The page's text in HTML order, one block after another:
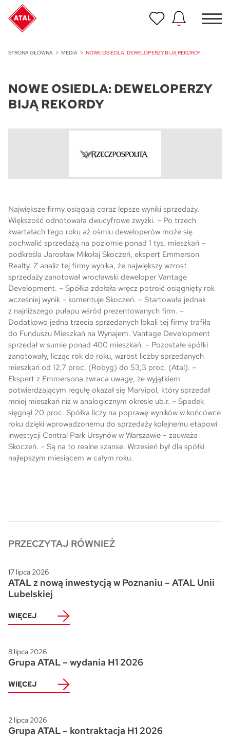
STRONA GŁÓWNA MEDIA NOWE OSIEDLA: DEWELOPERZY BIJĄ REKORDY
NOWE OSIEDLA: DEWELOPERZY
BIJĄ REKORDY
Największe firmy osiągają coraz lepsze wyniki sprzedaży.
Większość odnotowała dwucyfrowe zwyżki. – Po trzech
kwartałach tego roku aż ośmiu deweloperów może się
pochwalić sprzedażą na poziomie ponad 1 tys. mieszkań –
podkreśla Jarosław Mikołaj Skoczeń, ekspert Emmerson
Realty. Z analiz tej firmy wynika, że największy wzrost
sprzedaży zanotował wrocławski deweloper Vantage
Development. – Spółka zdołała wręcz potroić osiągnięty rok
wcześniej wynik – komentuje Skoczeń. – Startowała jednak
z najniższego pułapu wśród prezentowanych firm. –
Dodatkowo jedna trzecia sprzedanych lokali tej firmy trafiła
do Funduszu Mieszkań na Wynajem. Vantage Development
sprzedał w sumie ponad 400 mieszkań. – Pozostałe spółki
zanotowały, licząc rok do roku, wzrost liczby sprzedanych
mieszkań od 12,7 proc. (Robyg) do 53,3 proc. (Atal). –
Ekspert z Emmersona zwraca uwagę, że wyjątkiem
potwierdzającym regułę okazał się Marvipol, który sprzedał
mniej mieszkań niż w analogicznym okresie ub.r. – Spadek
sięgnął 20 proc. Spółka liczy na poprawę wyników w końcówce
roku dzięki wprowadzonemu do sprzedaży kolejnemu etapowi
inwestycji Central Park Ursynów w Warszawie – zauważa
Skoczeń. – Są na to realne szanse. Wrzesień był dla spółki
najlepszym miesiącem w całym roku.
PRZECZYTAJ RÓWNIEŻ
17 lipca 2026
ATAL z nową inwestycją w Poznaniu – ATAL Unii
Lubelskiej
WIĘCEJ
8 lipca 2026
Grupa ATAL – wydania H1 2026
WIĘCEJ
2 lipca 2026
Grupa ATAL – kontraktacja H1 2026
ATAL Unii Lubelskiej w Poznaniu
Nowość
ATAL Ville przy Białej
Program Poleceń ATAL
ATAL Floriana w Szczecinie
NOWOŚĆ
ATAL Ruczaj w Krakowie
Skwer Witosa w Piastowie